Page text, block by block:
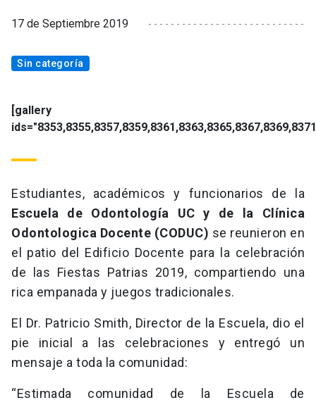
17 de Septiembre 2019
Sin categoría
[gallery
Estudiantes, académicos y funcionarios de la
Escuela de Odontología UC y de la Clínica
Odontologica Docente (CODUC) se reunieron en
el patio del Edificio Docente para la celebración
de las Fiestas Patrias 2019, compartiendo una
rica empanada y juegos tradicionales.
El Dr. Patricio Smith, Director de la Escuela, dio el
pie inicial a las celebraciones y entregó un
mensaje a toda la comunidad:
“Estimada comunidad de la Escuela de